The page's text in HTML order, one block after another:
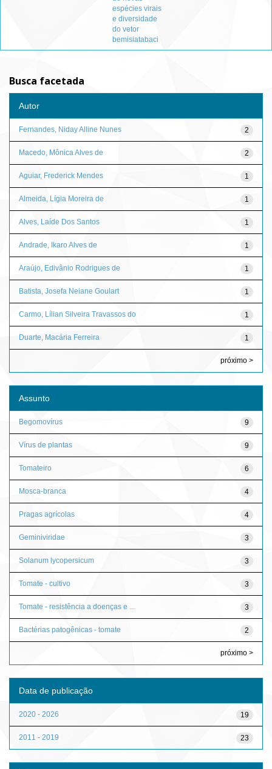
espécies virais
e diversidade
do vetor
bemisiatabaci
Busca facetada
Autor
2
Fernandes, Niday Alline Nunes
2
Macedo, Mônica Alves de
1
Aguiar, Frederick Mendes
1
Almeida, Lígia Moreira de
1
Alves, Laíde Dos Santos
1
Andrade, Ikaro Alves de
1
Araújo, Edivânio Rodrigues de
1
Batista, Josefa Neiane Goulart
1
Carmo, Lílian Silveira Travassos do
1
Duarte, Macária Ferreira
próximo >
Assunto
9
Begomovírus
9
Vírus de plantas
6
Tomateiro
4
Mosca-branca
4
Pragas agrícolas
3
Geminiviridae
3
Solanum lycopersicum
3
Tomate - cultivo
3
Tomate - resistência a doenças e ...
2
Bactérias patogênicas - tomate
próximo >
Data de publicação
19
2020 - 2026
23
2011 - 2019